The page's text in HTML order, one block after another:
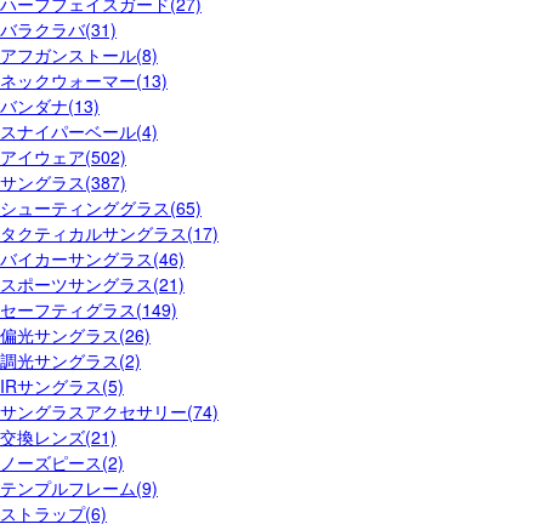
バラクラバ(31)
アフガンストール(8)
ネックウォーマー(13)
バンダナ(13)
スナイパーベール(4)
アイウェア(502)
サングラス(387)
シューティンググラス(65)
タクティカルサングラス(17)
バイカーサングラス(46)
スポーツサングラス(21)
セーフティグラス(149)
偏光サングラス(26)
調光サングラス(2)
IRサングラス(5)
サングラスアクセサリー(74)
交換レンズ(21)
ノーズピース(2)
テンプルフレーム(9)
ストラップ(6)